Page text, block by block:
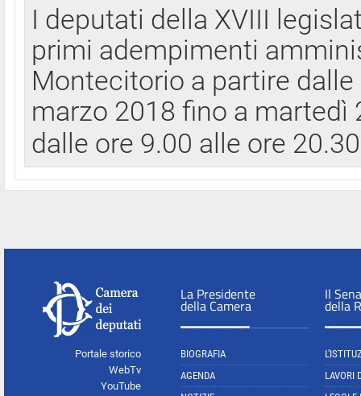
I deputati della XVIII
primi adempimenti
Montecitorio a partire
marzo 2018 fino a
dalle ore 9.00 alle ore
Portale storico
WebTv
YouTube
La Presidente
della Camera
BIOGRAFIA
AGENDA
Il
della
LAVORI